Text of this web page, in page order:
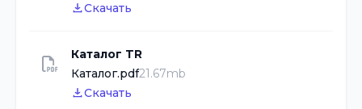
Скачать
Каталог TR
Каталог.pdf21.67mb
Скачать